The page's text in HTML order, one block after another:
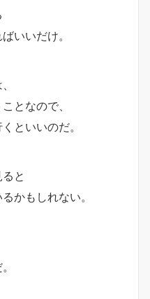
いいだけ。
となので、
といいのだ。
と
かもしれない。